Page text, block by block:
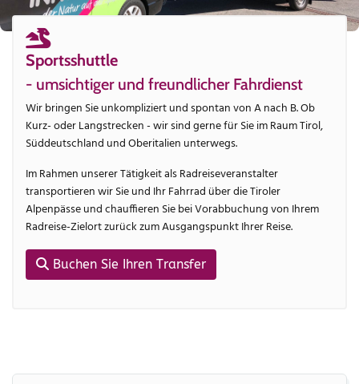
Sportsshuttle
- umsichtiger und freundlicher Fahrdienst
Wir bringen Sie unkompliziert und spontan von A nach B. Ob
Kurz- oder Langstrecken - wir sind gerne für Sie im Raum Tirol,
Süddeutschland und Oberitalien unterwegs.
Im Rahmen unserer Tätigkeit als Radreiseveranstalter
transportieren wir Sie und Ihr Fahrrad über die Tiroler
Alpenpässe und chauffieren Sie bei Vorabbuchung von Ihrem
Radreise-Zielort zurück zum Ausgangspunkt Ihrer Reise.
Buchen Sie Ihren Transfer